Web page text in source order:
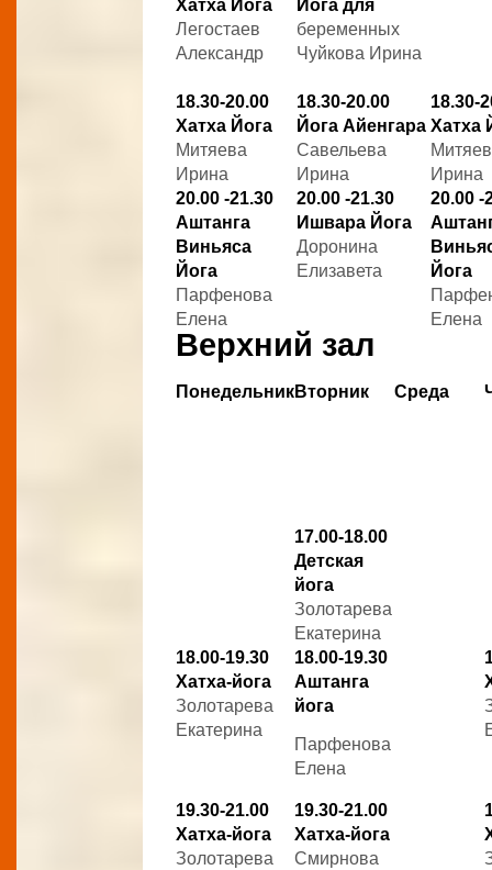
Хатха Йога
Легостаев
Александр
Йога для
беременных
Чуйкова Ирина
18.30-20.00
Хатха Йога
Митяева
Ирина
18.30-20.00
Йога Айенгара
Савельева
Ирина
18.30-
Хатха
Ирина
20.00 -21.30
Аштанга
Виньяса
Йога
Парфенова
Елена
20.00 -21.30
Ишвара Йога
Доронина
Елизавета
20.00 -
Йога
Елена
Верхний зал
ПонедельникВторник Среда
17.00-18.00
Детская
йога
Золотарева
Екатерина
18.00-19.30
Хатха-йога
Золотарева
Екатерина
18.00-19.30
Аштанга
йога
Парфенова
Елена
19.30-21.00
Хатха-йога
Золотарева
19.30-21.00
Хатха-йога
Смирнова